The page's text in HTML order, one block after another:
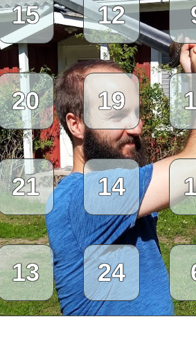
15 12
20 19
21 14
13 24